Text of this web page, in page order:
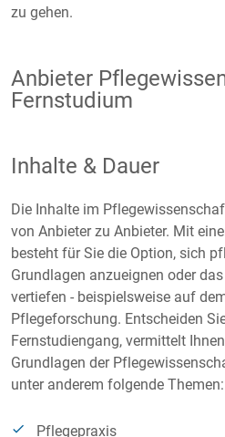
zu gehen.
Anbieter
Fernstudium
Inhalte & Dauer
Die Inhalte im
von Anbieter zu Anbieter. Mit
besteht für Sie die Option, sich
Grundlagen anzueignen oder
vertiefen - beispielsweise auf
Pflegeforschung. Entscheiden
Fernstudiengang, vermittelt
Grundlagen der
unter anderem folgende Themen:
Pflegepraxis